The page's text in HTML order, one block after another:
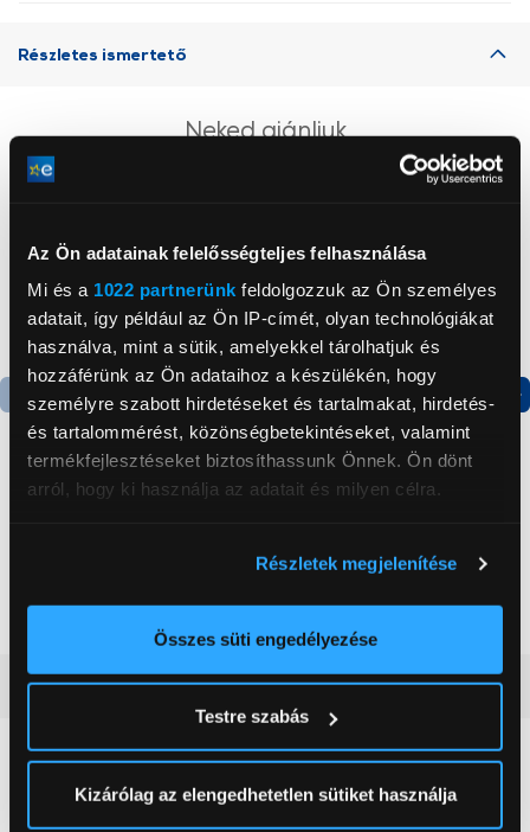
Az Ön adatainak felelősségteljes felhasználása
Mi és a 1022 partnerünk feldolgozzuk az Ön személyes
adatait, így például az Ön IP-címét, olyan technológiákat
használva, mint a sütik, amelyekkel tárolhatjuk és
hozzáférünk az Ön adataihoz a készülékén, hogy
személyre szabott hirdetéseket és tartalmakat, hirdetés-
és tartalommérést, közönségbetekintéseket, valamint
termékfejlesztéseket biztosíthassunk Önnek. Ön dönt
arról, hogy ki használja az adatait és milyen célra.
elhelyezkedéséről pár méteres pontossággal
Az Ön készülékén beazonosítása annak konkrét
módjairól és adja meg preferenciáit aRészletek
pontban. Bármikor módosíthatja vagy visszavonhatja a
Sütinyilatkozathoz való hozzájárulását.
Részletek megjelenítése
Összes süti engedélyezése
Testre szabás
Kizárólag az elengedhetetlen sütiket használja
Részletes ismertető
Neked ajánljuk
Termék adatlap
Vásárlói vélemények(0)
0